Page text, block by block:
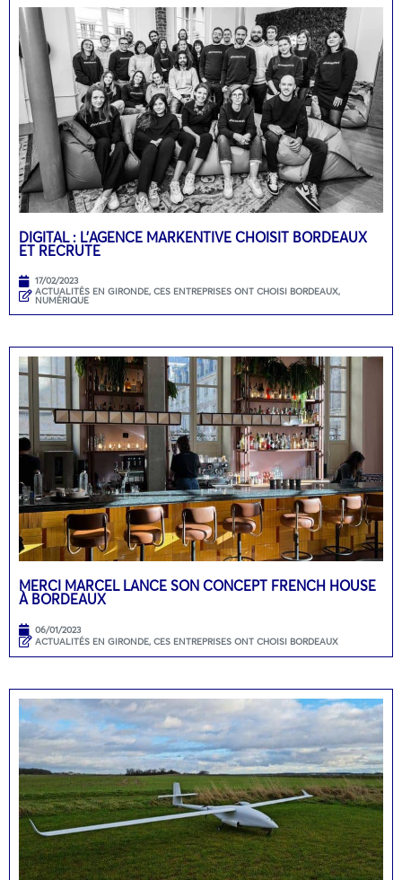
DIGITAL : L’AGENCE MARKENTIVE CHOISIT BORDEAUX
ET RECRUTE
17/02/2023
ACTUALITÉS EN GIRONDE, CES ENTREPRISES ONT CHOISI BORDEAUX,
NUMÉRIQUE
MERCI MARCEL LANCE SON CONCEPT FRENCH HOUSE
À BORDEAUX
06/01/2023
ACTUALITÉS EN GIRONDE, CES ENTREPRISES ONT CHOISI BORDEAUX